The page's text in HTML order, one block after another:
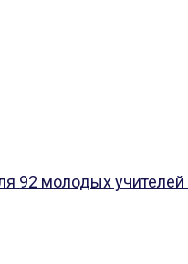
92 молодых учителей